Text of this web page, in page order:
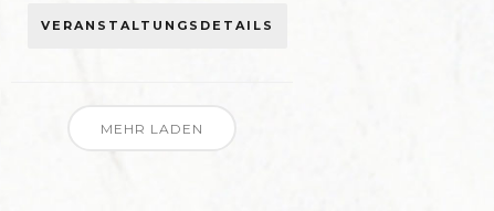
VERANSTALTUNGSDETAILS
MEHR LADEN